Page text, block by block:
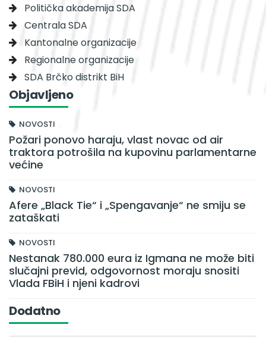
Politička akademija SDA
Centrala SDA
Kantonalne organizacije
Regionalne organizacije
SDA Brčko distrikt BiH
Objavljeno
NOVOSTI
Požari ponovo haraju, vlast novac od air
traktora potrošila na kupovinu parlamentarne
većine
NOVOSTI
Afere „Black Tie“ i „Spengavanje“ ne smiju se
zataškati
NOVOSTI
Nestanak 780.000 eura iz Igmana ne može biti
slučajni previd, odgovornost moraju snositi
Vlada FBiH i njeni kadrovi
Dodatno